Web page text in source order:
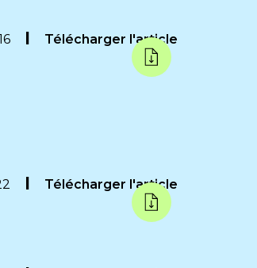
Télécharger l'article
Télécharger l'article